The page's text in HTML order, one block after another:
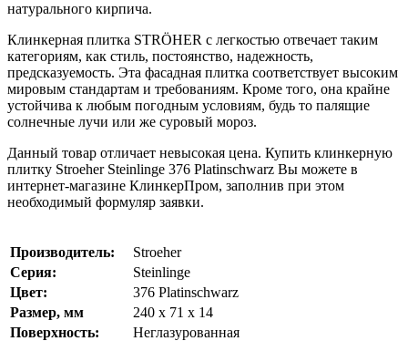
натурального кирпича.
Клинкерная плитка STRÖHER с легкостью отвечает таким
категориям, как стиль, постоянство, надежность,
предсказуемость. Эта фасадная плитка соответствует высоким
мировым стандартам и требованиям. Кроме того, она крайне
устойчива к любым погодным условиям, будь то палящие
солнечные лучи или же суровый мороз.
Данный товар отличает невысокая цена. Купить клинкерную
плитку Stroeher Steinlinge 376 Platinschwarz Вы можете в
интернет-магазине КлинкерПром, заполнив при этом
необходимый формуляр заявки.
Производитель:
Stroeher
Серия:
Steinlinge
Цвет:
376 Platinschwarz
Размер, мм
240 х 71 х 14
Поверхность:
Неглазурованная